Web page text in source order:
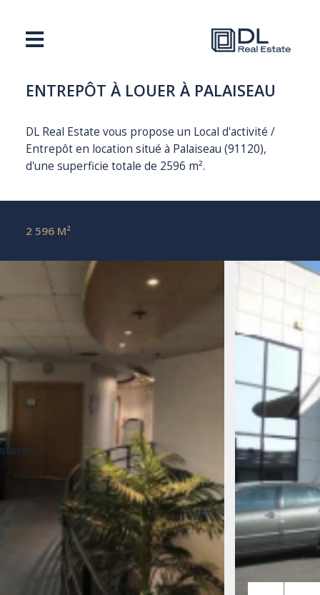
ENTREPÔT À LOUER À PALAISEAU
DL Real Estate vous propose un Local d'activité /
Entrepôt en location situé à Palaiseau (91120),
d'une superficie totale de 2596 m².
2 596 M²